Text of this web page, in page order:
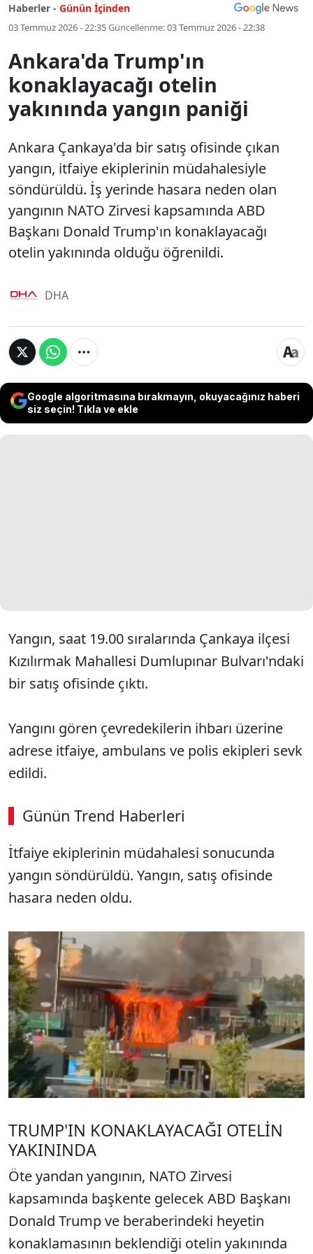
Haberler - Günün İçinden
03 Temmuz 2026 - 22:35Güncellenme:03 Temmuz 2026 - 22:38
Ankara'da Trump'ın
konaklayacağı otelin
yakınında yangın paniği
Ankara Çankaya'da bir satış ofisinde çıkan
yangın, itfaiye ekiplerinin müdahalesiyle
söndürüldü. İş yerinde hasara neden olan
yangının NATO Zirvesi kapsamında ABD
Başkanı Donald Trump'ın konaklayacağı
otelin yakınında olduğu öğrenildi.
DHA
Google algoritmasına bırakmayın, okuyacağınız haberi
siz seçin! Tıkla ve ekle
Yangın, saat 19.00 sıralarında Çankaya ilçesi
Kızılırmak Mahallesi Dumlupınar Bulvarı'ndaki
bir satış ofisinde çıktı.
Yangını gören çevredekilerin ihbarı üzerine
adrese itfaiye, ambulans ve polis ekipleri sevk
edildi.
Günün Trend Haberleri
SÖZCÜ SON DAKİKA
İtfaiye ekiplerinin müdahalesi sonucunda
yangın söndürüldü. Yangın, satış ofisinde
hasara neden oldu.
TRUMP'IN KONAKLAYACAĞI OTELİN
YAKININDA
Öte yandan yangının, NATO Zirvesi
kapsamında başkente gelecek ABD Başkanı
Donald Trump ve beraberindeki heyetin
konaklamasının beklendiği otelin yakınında